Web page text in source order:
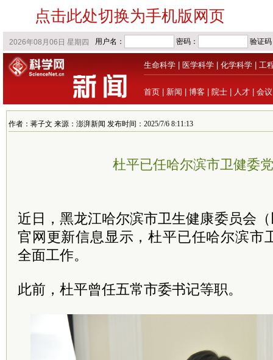
点击此处切换为手机版网页
生命科学 医学科学 化学科学 工
首页 新闻 博客 院士 人才 会议
作者：蒋子文 来源：澎湃新闻 发布时间：2025/7/6 8:11:13
杜平已任哈尔滨市卫健委
近日，黑龙江哈尔滨市卫生健康委员会
官网更新信息显示，杜平已任哈尔滨市
全面工作。
此前，杜平曾任五常市委书记等职。